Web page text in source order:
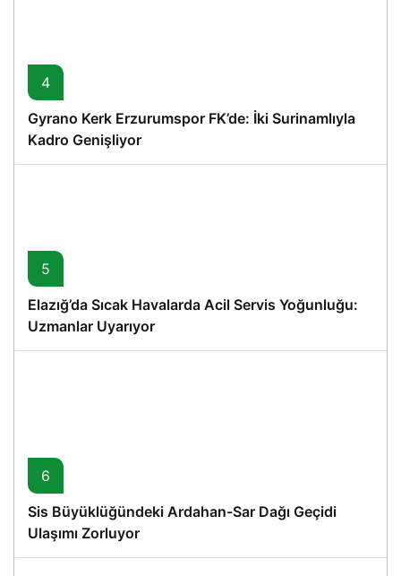
4
Gyrano Kerk Erzurumspor FK’de: İki Surinamlıyla
Kadro Genişliyor
5
Elazığ’da Sıcak Havalarda Acil Servis Yoğunluğu:
Uzmanlar Uyarıyor
6
Sis Büyüklüğündeki Ardahan-Sar Dağı Geçidi
Ulaşımı Zorluyor